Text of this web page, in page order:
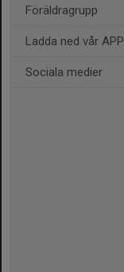
Föräldragrupp
Ladda ned vår APP
Sociala medier